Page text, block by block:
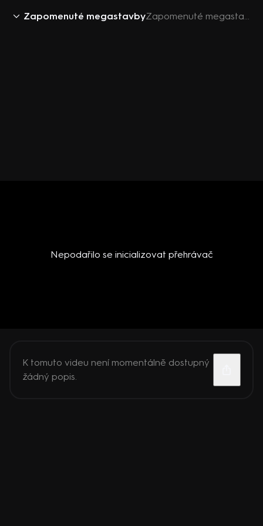
Zapomenuté megastavby Zapomenuté megastavby (6) - Upoutávka HbbTV
Nepodařilo se inicializovat přehrávač
K tomuto videu není momentálně dostupný
žádný popis.